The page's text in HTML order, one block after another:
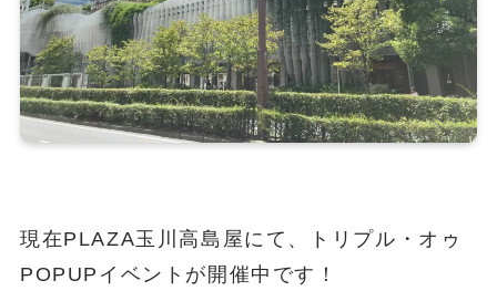
現在PLAZA玉川高島屋にて、トリプル・オゥ
POPUPイベントが開催中です！